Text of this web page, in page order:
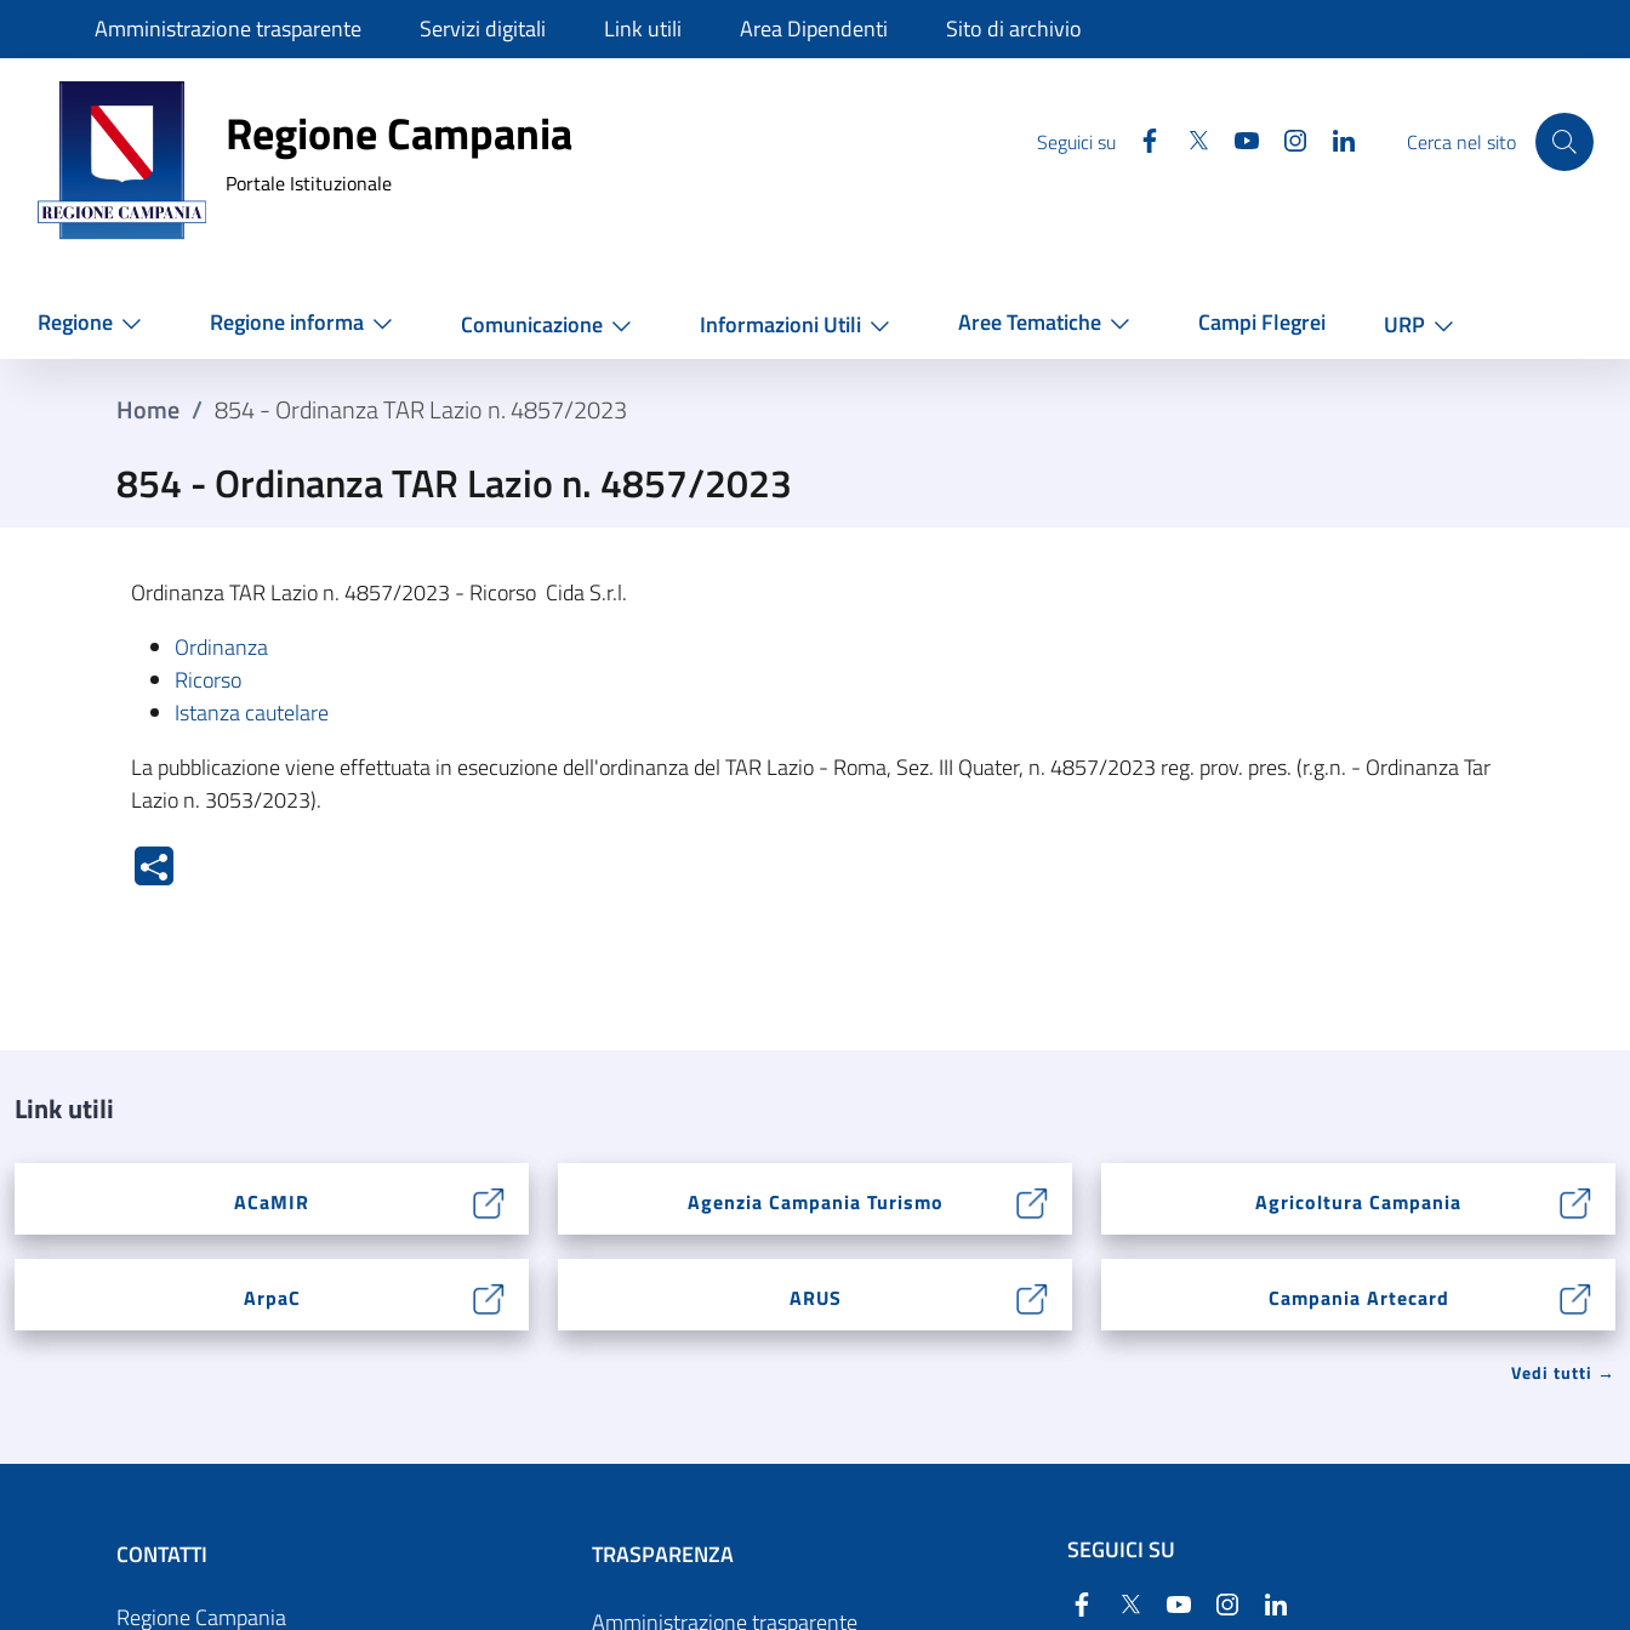
SlimAmministrazione trasparente Servizi digitali Link utili Area Dipendenti Sito di archivio
Regione Campania
Regione Campania
Portale Istituzionale
Seguici su Facebook
Twitter YouTube InstagramLinkedinCerca nel sito
Regione Regione informa Comunicazione Informazioni Utili Aree Tematiche Campi Flegrei URP
Home / 854 - Ordinanza TAR Lazio n. 4857/2023
854 - Ordinanza TAR Lazio n. 4857/2023
Ordinanza TAR Lazio n. 4857/2023 - Ricorso Cida S.r.l.
Ordinanza
Ricorso
Istanza cautelare
La pubblicazione viene effettuata in esecuzione dell'ordinanza del TAR Lazio - Roma, Sez. III Quater, n. 4857/2023 reg. prov. pres. (r.g.n. - Ordinanza Tar
Lazio n. 3053/2023).
Link utili
ACaMIR Agenzia Campania Turismo Agricoltura Campania
ArpaC ARUS Campania Artecard
Vedi tutti →
CONTATTI
Regione Campania
TRASPARENZA
Amministrazione trasparente
SEGUICI SU
Facebook
Twitter YouTube Instagram